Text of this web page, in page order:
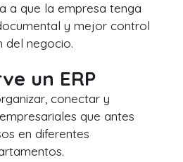
a que la empresa tenga
y mejor control
del negocio.
un ERP
conectar y
que antes
en diferentes